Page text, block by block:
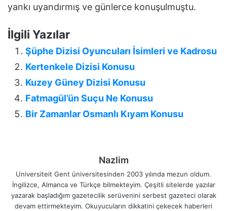
yankı uyandırmış ve günlerce konuşulmuştu.
İlgili Yazılar
Şüphe Dizisi Oyuncuları İsimleri ve Kadrosu
Kertenkele Dizisi Konusu
Kuzey Güney Dizisi Konusu
Fatmagül’ün Suçu Ne Konusu
Bir Zamanlar Osmanlı Kıyam Konusu
Nazlim
Universiteit Gent üniversitesinden 2003 yılında mezun oldum.
İngilizce, Almanca ve Türkçe bilmekteyim. Çeşitli sitelerde yazılar
yazarak başladığım gazetecilik serüvenini serbest gazeteci olarak
devam ettirmekteyim. Okuyucuların dikkatini çekecek haberleri